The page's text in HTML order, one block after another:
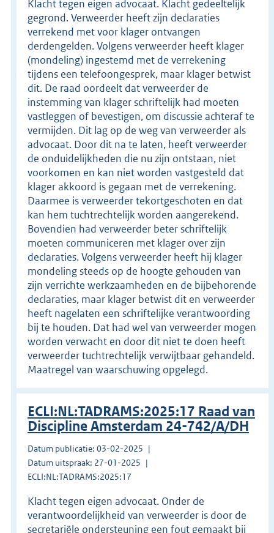
Klacht tegen eigen advocaat. Klacht gedeeltelijk
gegrond. Verweerder heeft zijn declaraties
verrekend met voor klager ontvangen
derdengelden. Volgens verweerder heeft klager
(mondeling) ingestemd met de verrekening
tijdens een telefoongesprek, maar klager betwist
dit. De raad oordeelt dat verweerder de
instemming van klager schriftelijk had moeten
vastleggen of bevestigen, om discussie achteraf te
vermijden. Dit lag op de weg van verweerder als
advocaat. Door dit na te laten, heeft verweerder
de onduidelijkheden die nu zijn ontstaan, niet
voorkomen en kan niet worden vastgesteld dat
klager akkoord is gegaan met de verrekening.
Daarmee is verweerder tekortgeschoten en dat
kan hem tuchtrechtelijk worden aangerekend.
Bovendien had verweerder beter schriftelijk
moeten communiceren met klager over zijn
declaraties. Volgens verweerder heeft hij klager
mondeling steeds op de hoogte gehouden van
zijn verrichte werkzaamheden en de bijbehorende
declaraties, maar klager betwist dit en verweerder
heeft nagelaten een schriftelijke verantwoording
bij te houden. Dat had wel van verweerder mogen
worden verwacht en door dit niet te doen heeft
verweerder tuchtrechtelijk verwijtbaar gehandeld.
Maatregel van waarschuwing opgelegd.
ECLI:NL:TADRAMS:2025:17 Raad van
Discipline Amsterdam 24-742/A/DH
Datum publicatie: 03-02-2025
Datum uitspraak: 27-01-2025
ECLI:NL:TADRAMS:2025:17
Klacht tegen eigen advocaat. Onder de
verantwoordelijkheid van verweerder is door de
secretariële ondersteuning een fout gemaakt bij